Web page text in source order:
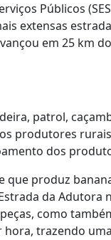
Públicos
extensas
em 25 km
patrol,
produtores
dos
produz
da
como
trazendo